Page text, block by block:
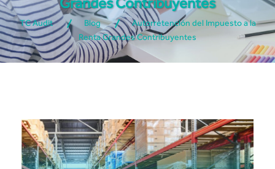
TC Audit Blog
Autorretención del Impuesto a la
Renta Grandes Contribuyentes